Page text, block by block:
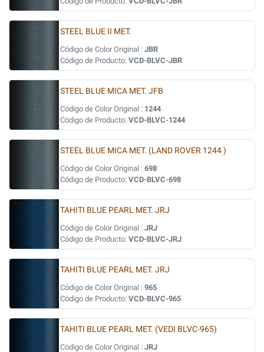
STEEL BLUE II MET.
Código de Color Original : JBR
Código de Producto: VCD-BLVC-JBR
STEEL BLUE MICA MET. JFB
Código de Color Original : 1244
Código de Producto: VCD-BLVC-1244
STEEL BLUE MICA MET. (LAND ROVER 1244 )
Código de Color Original : 698
Código de Producto: VCD-BLVC-698
TAHITI BLUE PEARL MET. JRJ
Código de Color Original : JRJ
Código de Producto: VCD-BLVC-JRJ
TAHITI BLUE PEARL MET. JRJ
Código de Color Original : 965
Código de Producto: VCD-BLVC-965
TAHITI BLUE PEARL MET. (VEDI BLVC-965)
Código de Color Original : JRJ